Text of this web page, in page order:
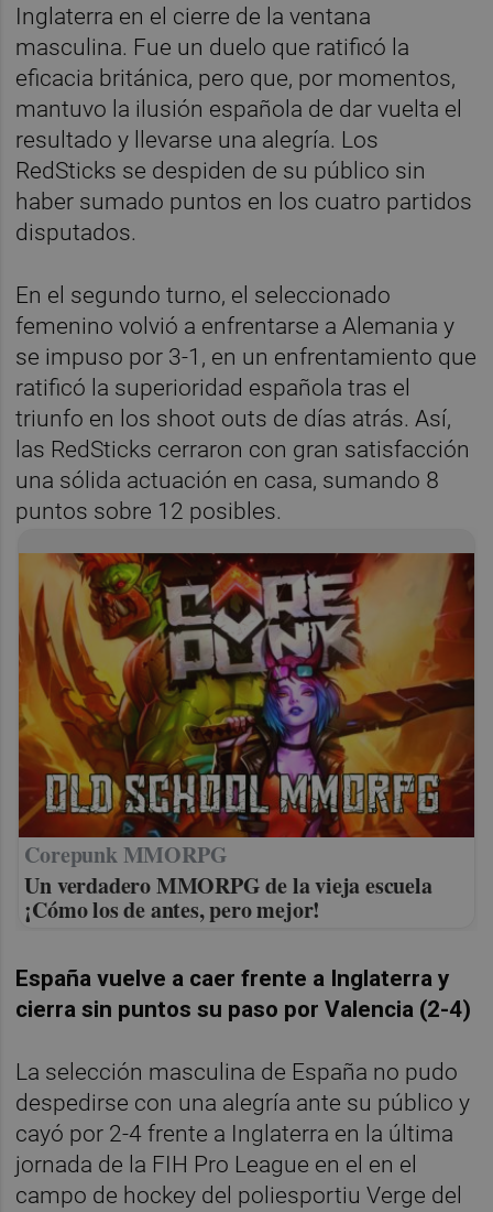
Inglaterra en el cierre de la ventana
masculina. Fue un duelo que ratificó la
eficacia británica, pero que, por momentos,
mantuvo la ilusión española de dar vuelta el
resultado y llevarse una alegría. Los
RedSticks se despiden de su público sin
haber sumado puntos en los cuatro partidos
disputados.
En el segundo turno, el seleccionado
femenino volvió a enfrentarse a Alemania y
se impuso por 3-1, en un enfrentamiento que
ratificó la superioridad española tras el
triunfo en los shoot outs de días atrás. Así,
las RedSticks cerraron con gran satisfacción
una sólida actuación en casa, sumando 8
puntos sobre 12 posibles.
Corepunk MMORPG
Un verdadero MMORPG de la vieja escuela
¡Cómo los de antes, pero mejor!
España vuelve a caer frente a Inglaterra y
cierra sin puntos su paso por Valencia (2-4)
La selección masculina de España no pudo
despedirse con una alegría ante su público y
cayó por 2-4 frente a Inglaterra en la última
jornada de la FIH Pro League en el en el
campo de hockey del poliesportiu Verge del